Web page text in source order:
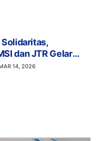
dan JTR Gelar
Santuni Anak
14, 2026